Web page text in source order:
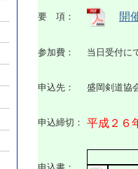
要 項： 開
参加費： 当日受付に
申込先： 盛岡剣道協
申込締切： 平成２６